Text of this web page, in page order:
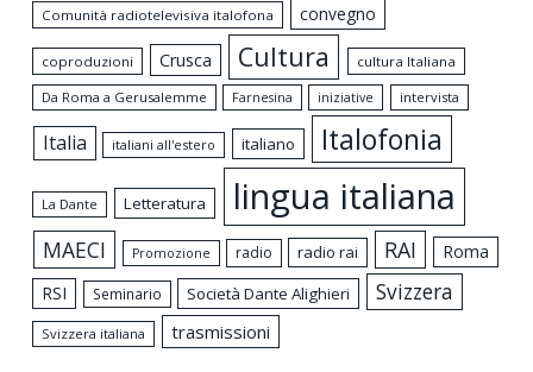
Comunità radiotelevisiva italofona
convegno
coproduzioni Crusca Cultura
cultura Italiana
Da Roma a Gerusalemme
Farnesina iniziative intervista
Italia italiani all'estero italiano Italofonia
La Dante Letteratura lingua italiana
MAECI Promozione radio radio rai RAI
Roma
RSI
Seminario Società Dante Alighieri Svizzera
Svizzera italiana trasmissioni